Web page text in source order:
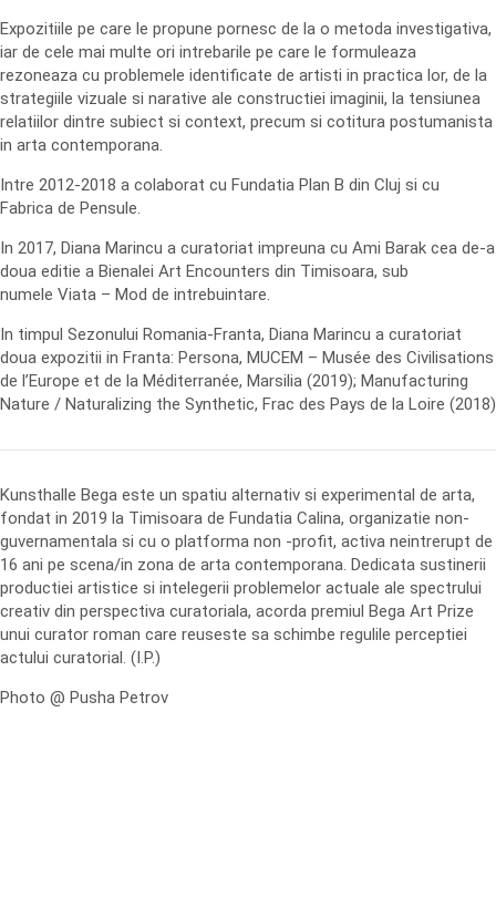
Expozitiile pe care le propune pornesc de la o metoda investigativa,
iar de cele mai multe ori intrebarile pe care le formuleaza
rezoneaza cu problemele identificate de artisti in practica lor, de la
strategiile vizuale si narative ale constructiei imaginii, la tensiunea
relatiilor dintre subiect si context, precum si cotitura postumanista
in arta contemporana.
Intre 2012-2018 a colaborat cu Fundatia Plan B din Cluj si cu
Fabrica de Pensule.
In 2017, Diana Marincu a curatoriat impreuna cu Ami Barak cea de-a
doua editie a Bienalei Art Encounters din Timisoara, sub
numele Viata – Mod de intrebuintare.
In timpul Sezonului Romania-Franta, Diana Marincu a curatoriat
doua expozitii in Franta: Persona, MUCEM – Musée des Civilisations
de l’Europe et de la Méditerranée, Marsilia (2019); Manufacturing
Nature / Naturalizing the Synthetic, Frac des Pays de la Loire (2018)
Kunsthalle Bega este un spatiu alternativ si experimental de arta,
fondat in 2019 la Timisoara de Fundatia Calina, organizatie non-
guvernamentala si cu o platforma non -profit, activa neintrerupt de
16 ani pe scena/in zona de arta contemporana. Dedicata sustinerii
productiei artistice si intelegerii problemelor actuale ale spectrului
creativ din perspectiva curatoriala, acorda premiul Bega Art Prize
unui curator roman care reuseste sa schimbe regulile perceptiei
actului curatorial. (I.P.)
Photo @ Pusha Petrov